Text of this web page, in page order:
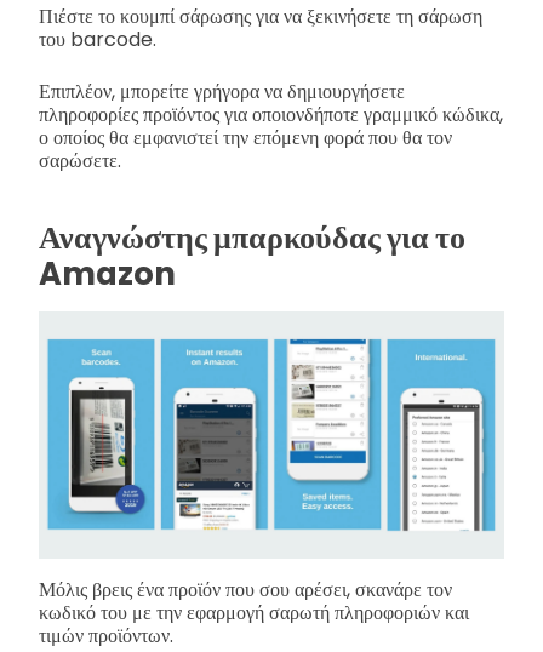
Πιέστε το κουμπί σάρωσης για να ξεκινήσετε τη σάρωση
του barcode.
Επιπλέον, μπορείτε γρήγορα να δημιουργήσετε
πληροφορίες προϊόντος για οποιονδήποτε γραμμικό κώδικα,
ο οποίος θα εμφανιστεί την επόμενη φορά που θα τον
σαρώσετε.
Αναγνώστης μπαρκούδας για το
Amazon
Μόλις βρεις ένα προϊόν που σου αρέσει, σκανάρε τον
κωδικό του με την εφαρμογή σαρωτή πληροφοριών και
τιμών προϊόντων.